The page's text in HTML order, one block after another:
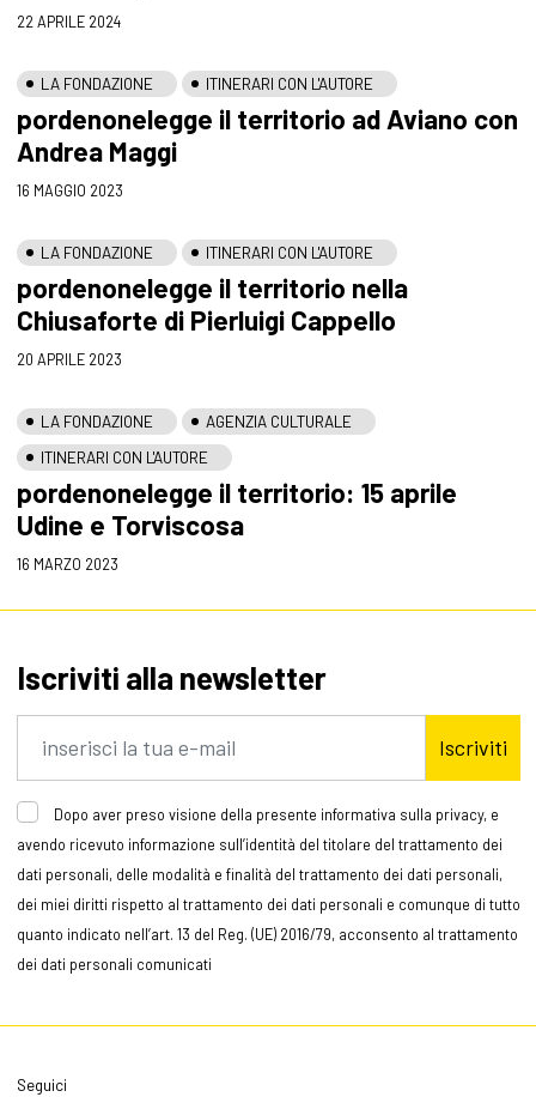
22 APRILE 2024
LA FONDAZIONE ITINERARI CON L'AUTORE
pordenonelegge il territorio ad Aviano con
Andrea Maggi
16 MAGGIO 2023
LA FONDAZIONE ITINERARI CON L'AUTORE
pordenonelegge il territorio nella
Chiusaforte di Pierluigi Cappello
20 APRILE 2023
LA FONDAZIONE
AGENZIA CULTURALE
ITINERARI CON L'AUTORE
pordenonelegge il territorio: 15 aprile
Udine e Torviscosa
16 MARZO 2023
Iscriviti alla newsletter
Iscriviti
Dopo aver preso visione della presente informativa sulla privacy, e
avendo ricevuto informazione sull’identità del titolare del trattamento dei
dati personali, delle modalità e finalità del trattamento dei dati personali,
dei miei diritti rispetto al trattamento dei dati personali e comunque di tutto
quanto indicato nell’art. 13 del Reg. (UE) 2016/79, acconsento al trattamento
dei dati personali comunicati
Seguici